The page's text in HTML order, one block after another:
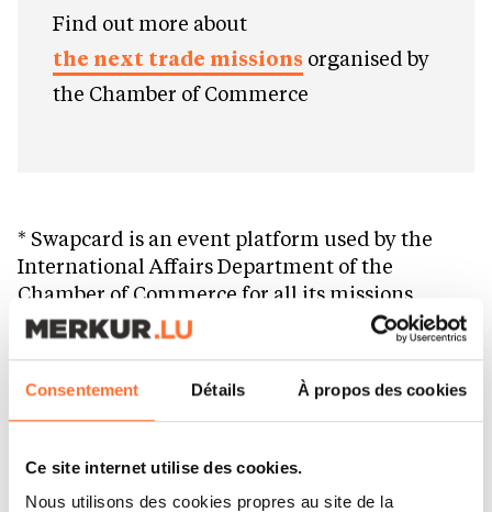
Consentement Détails À propos des cookies
Ce site internet utilise des cookies.
Nous utilisons des cookies propres au site de la
Find out more about
the next trade missions organised by
the Chamber of Commerce
* Swapcard is an event platform used by the
International Affairs Department of the
Chamber of Commerce for all its missions
abroad to showcase the profiles of the
Luxembourg delegation, foster networking and
matchmaking with companies in the targeted
country.